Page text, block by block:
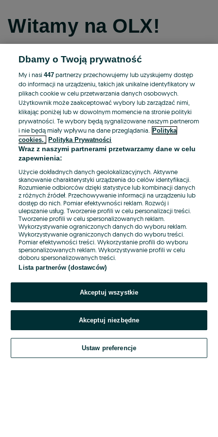
Witamy na OLX!
Kontynuuj przez Facebooka
Kontynuuj przez konto Apple
Kontynuuj przez konto Google
LUB
E-mail
Hasło
Nie pamiętasz hasła?
Zaloguj się
Kontynuując za pośrednictwem jednego z dostawców wskazanych powyżej,
Regulamin serwisu OLX.pl w jego aktualnym brzmieniu.
Dbamy o Twoją prywatność
My i nasi447 partnerzy przechowujemy lub uzyskujemy dostęp
do informacji na urządzeniu, takich jak unikalne identyfikatory w
plikach cookie w celu przetwarzania danych osobowych.
Użytkownik może zaakceptować wybory lub zarządzać nimi,
klikając poniżej lub w dowolnym momencie na stronie polityki
prywatności. Te wybory będą sygnalizowane naszym partnerom
i nie będą miały wpływu na dane przeglądania.
Polityka
cookies,
Polityka Prywatności
Wraz z naszymi partnerami przetwarzamy dane w celu
zapewnienia:
Użycie dokładnych danych geolokalizacyjnych. Aktywne
skanowanie charakterystyki urządzenia do celów identyfikacji.
Rozumienie odbiorców dzięki statystyce lub kombinacji danych
z różnych źródeł. Przechowywanie informacji na urządzeniu lub
dostęp do nich. Pomiar efektywności reklam. Rozwój i
ulepszanie usług. Tworzenie profili w celu personalizacji treści.
Tworzenie profili w celu spersonalizowanych reklam.
Wykorzystywanie ograniczonych danych do wyboru reklam.
Wykorzystywanie ograniczonych danych do wyboru treści.
Pomiar efektywności treści. Wykorzystanie profili do wyboru
spersonalizowanych reklam. Wykorzystywanie profili w celu
doboru spersonalizowanych treści.
Lista partnerów (dostawców)
Akceptuj wszystkie
Akceptuj niezbędne
Ustaw preferencje